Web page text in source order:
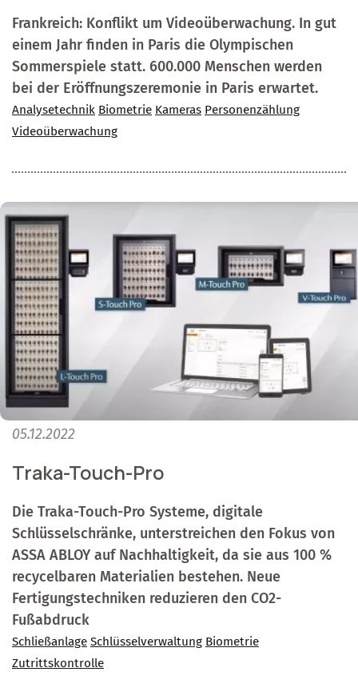
Frankreich: Konflikt um Videoüberwachung. In gut
einem Jahr finden in Paris die Olympischen
Sommerspiele statt. 600.000 Menschen werden
bei der Eröffnungszeremonie in Paris erwartet.
Analysetechnik Biometrie Kameras Personenzählung
Videoüberwachung
05.12.2022
Traka-Touch-Pro
Die Traka-Touch-Pro Systeme, digitale
Schlüsselschränke, unterstreichen den Fokus von
ASSA ABLOY auf Nachhaltigkeit, da sie aus 100 %
recycelbaren Materialien bestehen. Neue
Fertigungstechniken reduzieren den CO2-
Fußabdruck
Schließanlage Schlüsselverwaltung Biometrie
Zutrittskontrolle